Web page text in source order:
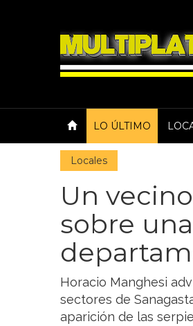
LO ÚLTIMO
Locales
Un
sobre
Horacio Manghesi
sectores de
aparición de las